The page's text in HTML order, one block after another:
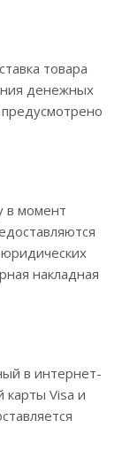
товара
денежных
в момент
накладная
в интернет-
карты Visa и